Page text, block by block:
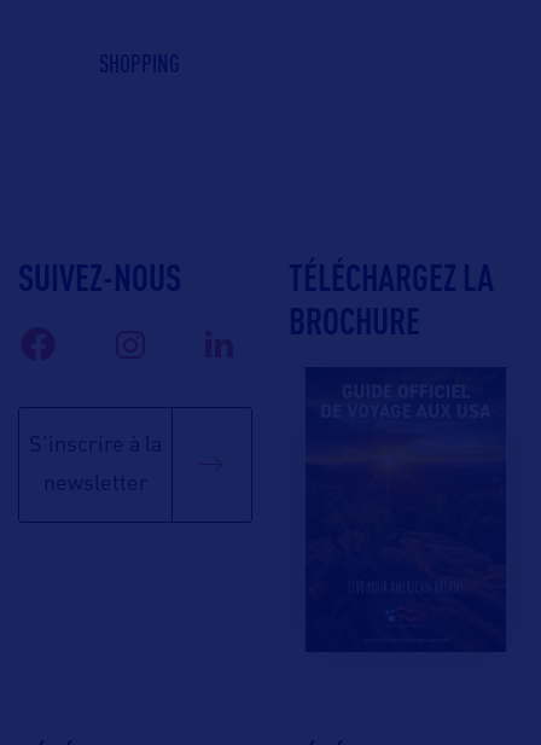
SHOPPING
SUIVEZ-NOUS
S'inscrire à la
newsletter
TÉLÉCHARGEZ LA
BROCHURE